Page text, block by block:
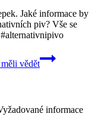
Jaké informace by
piv? Vše se
vědět
informace